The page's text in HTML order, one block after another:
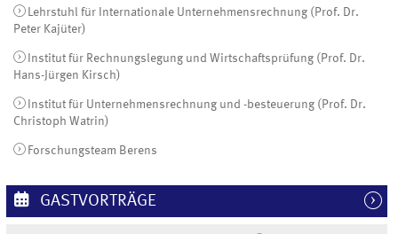
Lehrstuhl für Internationale Unternehmensrechnung (Prof. Dr.
Peter Kajüter)
Institut für Rechnungslegung und Wirtschaftsprüfung (Prof. Dr.
Hans-Jürgen Kirsch)
Institut für Unternehmensrechnung und -besteuerung (Prof. Dr.
Christoph Watrin)
Forschungsteam Berens
GASTVORTRÄGE